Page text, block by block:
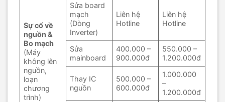
Sự cố về
nguồn &
Bo mạch
(Máy
không lên
nguồn,
loạn
chương
trình)
Sửa board
mạch
(Dòng
Inverter)
Liên hệ
Hotline
Liên hệ
Hotline
Sửa
mainboard
400.000 –
900.000đ
550.000 –
1.200.000đ
Thay IC
nguồn
500.000 –
600.000đ
1.000.000
–
1.200.000đ